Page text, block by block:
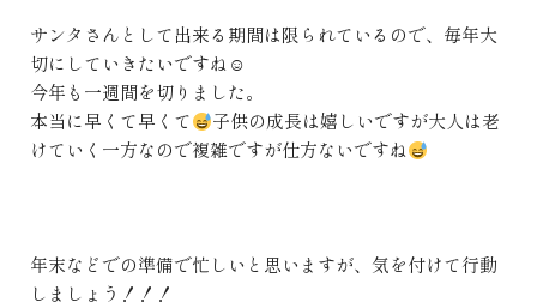
サンタさんとして出来る期間は限られているので、毎年大
切にしていきたいですね☺
今年も一週間を切りました。
本当に早くて早くて
子供の成長は嬉しいですが大人は老
けていく一方なので複雑ですが仕方ないですね
年末などでの準備で忙しいと思いますが、気を付けて行動
しましょう！！！